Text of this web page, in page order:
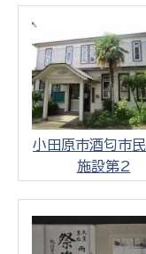
小田原市酒匂市
施設第2